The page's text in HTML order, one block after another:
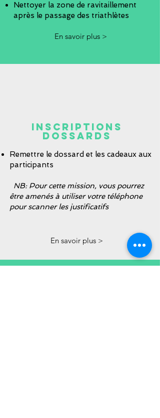
Nettoyer la zone de ravitaillement
après le passage des triathlètes
En savoir plus >
Inscriptions
dossards
Remettre le dossard et les cadeaux aux
participants
NB: Pour cette mission, vous pourrez
être amenés à utiliser votre téléphone
pour scanner les justificatifs
En savoir plus >